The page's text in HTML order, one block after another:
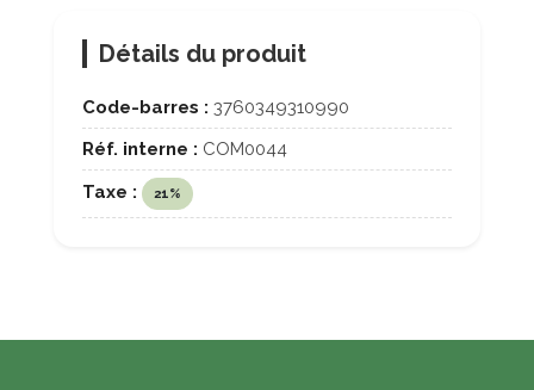
Détails du produit
Code-barres : 3760349310990
Réf. interne : COM0044
Taxe :
21%